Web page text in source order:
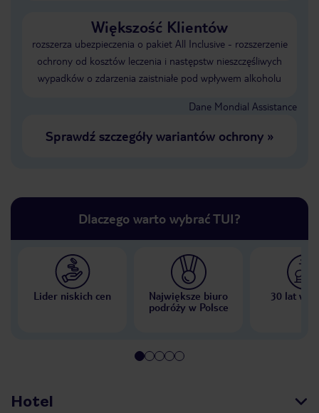
Większość Klientów
rozszerza ubezpieczenia o pakiet All Inclusive - rozszerzenie
ochrony od kosztów leczenia i następstw nieszczęśliwych
wypadków o zdarzenia zaistniałe pod wpływem alkoholu
Dane Mondial Assistance
Sprawdź szczegóły wariantów ochrony»
Dlaczego warto wybrać TUI?
Lider niskich cen
Największe biuro
podróży w Polsce
30 lat w
Hotel